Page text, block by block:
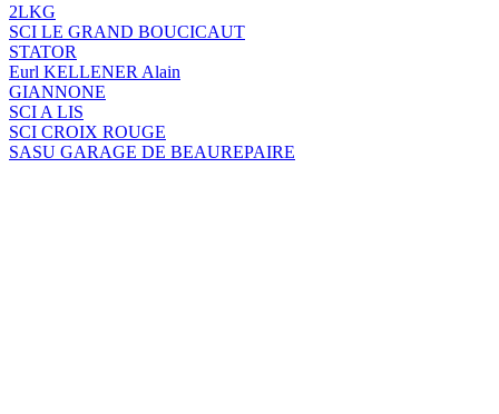
2LKG
SCI LE GRAND BOUCICAUT
STATOR
Eurl KELLENER Alain
GIANNONE
SCI A LIS
SCI CROIX ROUGE
SASU GARAGE DE BEAUREPAIRE